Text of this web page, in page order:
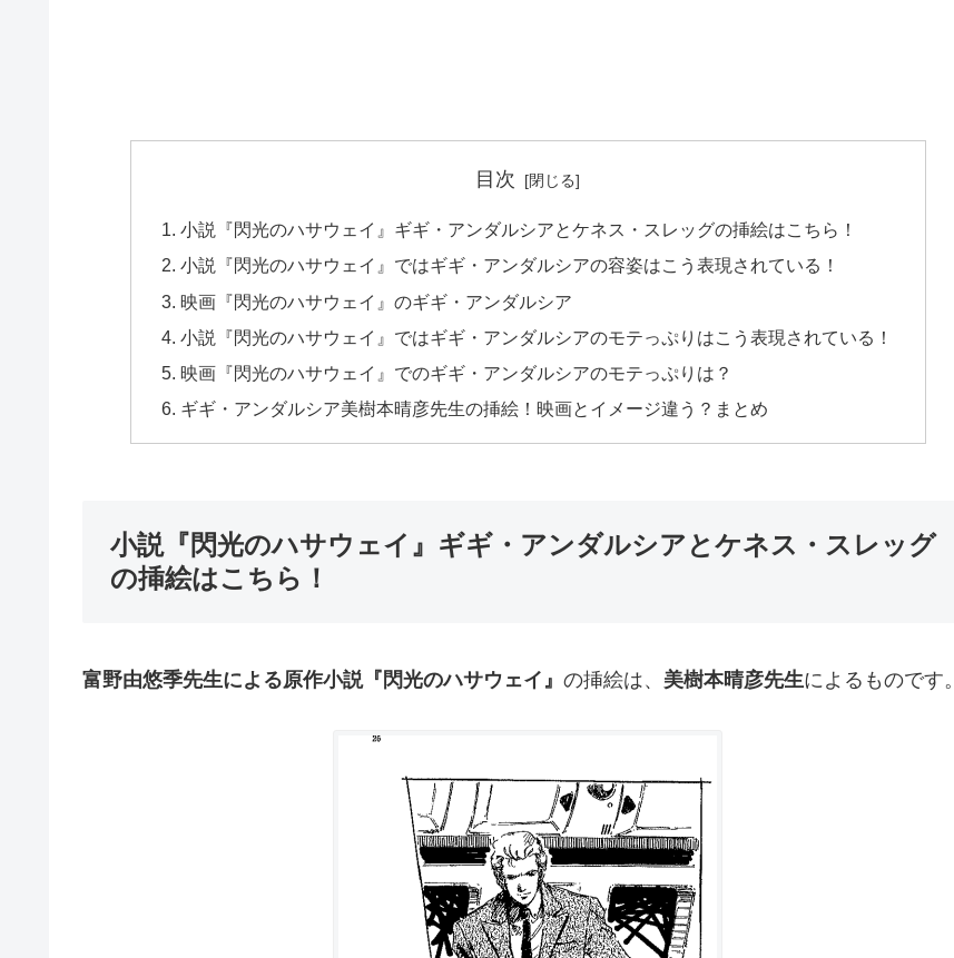
目次
小説『閃光のハサウェイ』ギギ・アンダルシアとケネス・スレッグの挿絵はこちら！
小説『閃光のハサウェイ』ではギギ・アンダルシアの容姿はこう表現されている！
映画『閃光のハサウェイ』のギギ・アンダルシア
小説『閃光のハサウェイ』ではギギ・アンダルシアのモテっぷりはこう表現されている！
映画『閃光のハサウェイ』でのギギ・アンダルシアのモテっぷりは？
ギギ・アンダルシア美樹本晴彦先生の挿絵！映画とイメージ違う？まとめ
小説『閃光のハサウェイ』ギギ・アンダルシアとケネス・スレッグ
の挿絵はこちら！
富野由悠季先生による原作小説『閃光のハサウェイ』 の挿絵は、 美樹本晴彦先生によるものです。